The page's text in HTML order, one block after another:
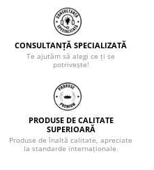
CONSULTANȚĂ SPECIALIZATĂ
Te ajutăm să alegi ce ți se
potrivește!
PRODUSE DE CALITATE
SUPERIOARĂ
Produse de înaltă calitate, apreciate
la standarde internaționale.